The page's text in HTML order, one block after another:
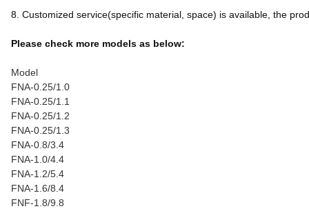
8. Customized service(specific material, space) is available, the
Please check more models as below:
Model
FNA-0.25/1.0
FNA-0.25/1.1
FNA-0.25/1.2
FNA-0.25/1.3
FNA-0.8/3.4
FNA-1.0/4.4
FNA-1.2/5.4
FNA-1.6/8.4
FNF-1.8/9.8